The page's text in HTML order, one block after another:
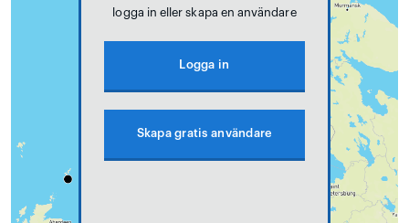
logga in eller skapa en användare
Logga in
Skapa gratis användare